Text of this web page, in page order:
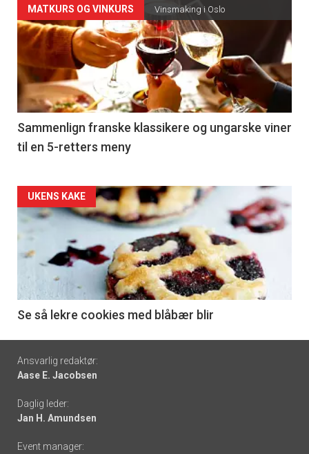
Forsiden
akkurat
nå
-
5
MATKURS OG VINKURS Vinsmaking i Oslo
Sammenlign franske klassikere og ungarske viner
til en 5-retters meny
Forsiden
akkurat
nå
6
UKENS KAKE
Se så lekre cookies med blåbær blir
Footer
-
links
Ansvarlig redaktør:
Aase E. Jacobsen
Daglig leder:
Jan H. Amundsen
Event manager: